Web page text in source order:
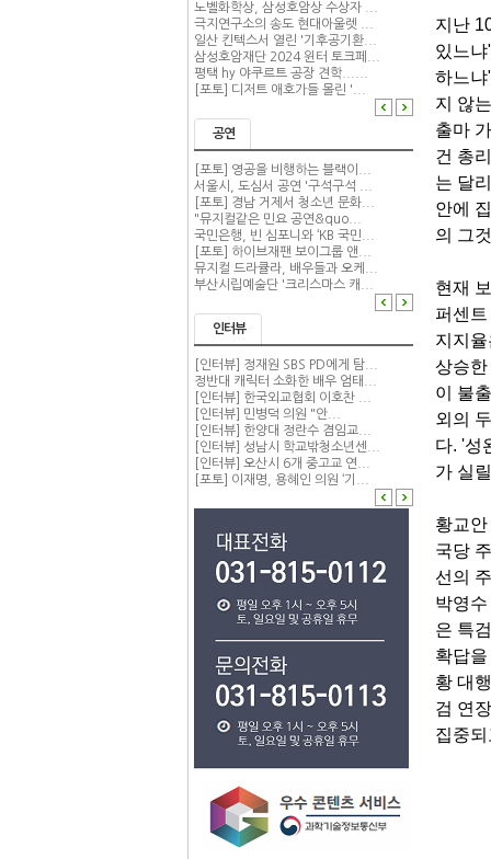
노벨화학상, 삼성호암상 수상자 ...
극지연구소의 송도 현대아울렛 ...
일산 킨텍스서 열린 '기후공기환...
삼성호암재단 2024 윈터 토크페...
평택 hy 야쿠르트 공장 견학......
[포토] 디저트 애호가들 몰린 '...
공연
[포토] 영공을 비행하는 블랙이...
서울시, 도심서 공연 '구석구석 ...
[포토] 경남 거제서 청소년 문화...
"뮤지컬같은 민요 공연&quo...
국민은행, 빈 심포니와 ‘KB 국민...
[포토] 하이브재팬 보이그룹 앤...
뮤지컬 드라큘라, 배우들과 오케...
부산시립예술단 '크리스마스 캐...
인터뷰
[인터뷰] 정재원 SBS PD에게 탐...
정반대 캐릭터 소화한 배우 엄태...
[인터뷰] 한국외교협회 이호찬 ...
[인터뷰] 민병덕 의원 "안...
[인터뷰] 한양대 정란수 겸임교...
[인터뷰] 성남시 학교밖청소년센...
[인터뷰] 오산시 6개 중고교 연...
[포토] 이재명, 용혜인 의원 ‘기...
지난
있느
하느
지 않
출마
건 총
는 달
안에
의 그
현재
퍼센
지지
상승
이 불
외의
다. '성
가 실
황교
국당
선의
박영
은 특
확답
황 대
검 연
집중